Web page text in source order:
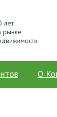
лет
рынке
О